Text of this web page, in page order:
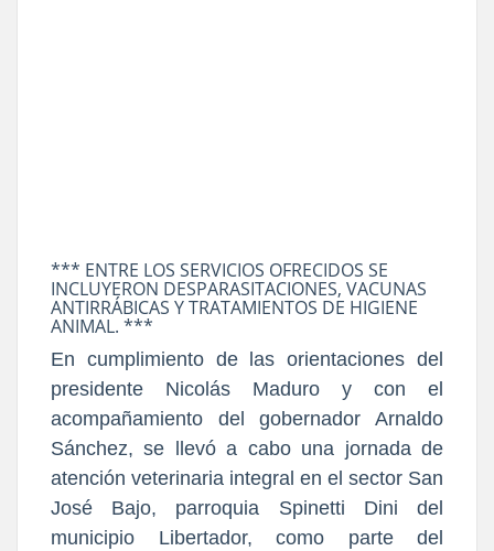
‎*** ENTRE LOS SERVICIOS OFRECIDOS SE
INCLUYERON DESPARASITACIONES, VACUNAS
ANTIRRÁBICAS Y TRATAMIENTOS DE HIGIENE
ANIMAL. ***
En cumplimiento de las orientaciones del
presidente Nicolás Maduro y con el
acompañamiento del gobernador Arnaldo
Sánchez, se llevó a cabo una jornada de
atención veterinaria integral en el sector San
José Bajo, parroquia Spinetti Dini del
municipio Libertador, como parte del